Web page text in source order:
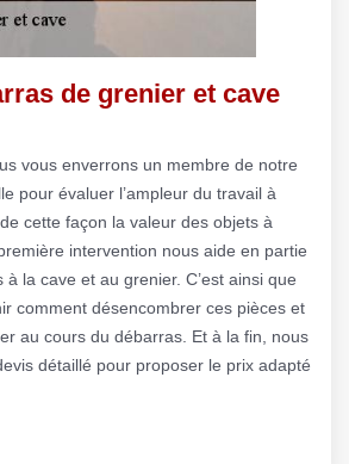
de grenier et cave
vous enverrons un membre de notre
pour évaluer l’ampleur du travail à
cette façon la valeur des objets à
intervention nous aide en partie
à la cave et au grenier. C’est ainsi que
comment désencombrer ces pièces et
au cours du débarras. Et à la fin, nous
détaillé pour proposer le prix adapté